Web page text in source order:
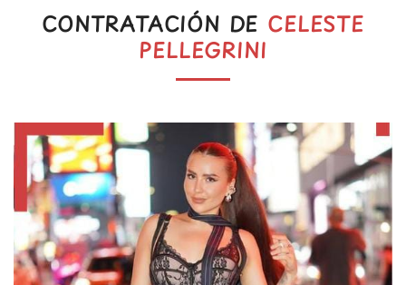
CONTRATACIÓN DE CELESTE
PELLEGRINI